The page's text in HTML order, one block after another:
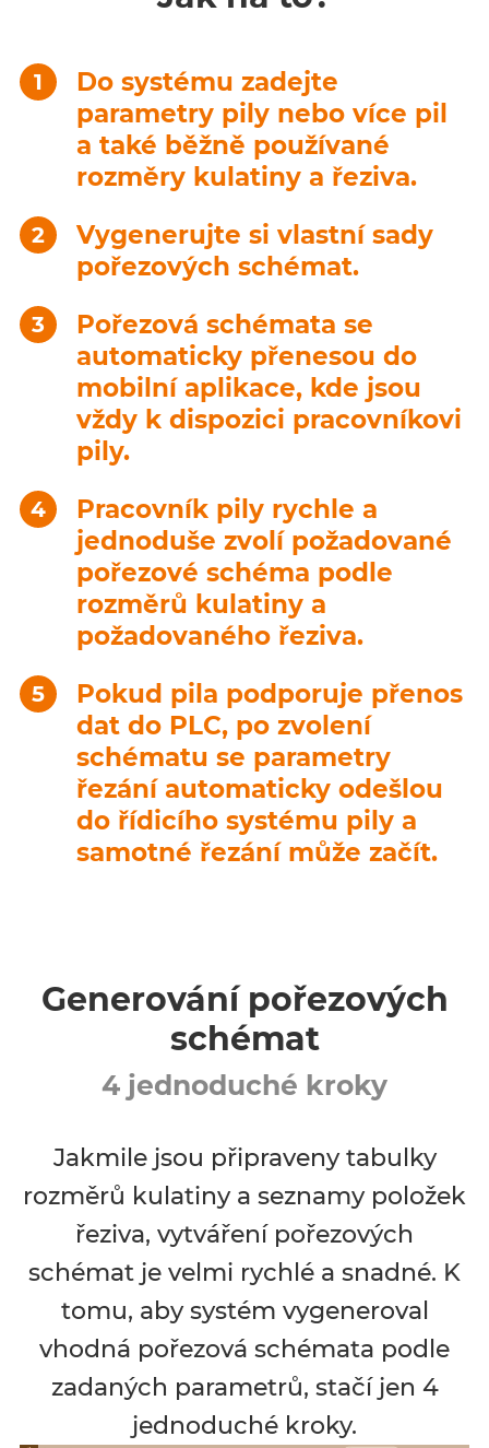
Do systému zadejte
parametry pily nebo více pil
a také běžně používané
rozměry kulatiny a řeziva.
Vygenerujte si vlastní sady
pořezových schémat.
Pořezová schémata se
automaticky přenesou do
mobilní aplikace, kde jsou
vždy k dispozici pracovníkovi
pily.
Pracovník pily rychle a
jednoduše zvolí požadované
pořezové schéma podle
rozměrů kulatiny a
požadovaného řeziva.
Pokud pila podporuje přenos
dat do PLC, po zvolení
schématu se parametry
řezání automaticky odešlou
do řídicího systému pily a
samotné řezání může začít.
Generování pořezových
schémat
4 jednoduché kroky
Jakmile jsou připraveny tabulky
rozměrů kulatiny a seznamy položek
řeziva, vytváření pořezových
schémat je velmi rychlé a snadné. K
tomu, aby systém vygeneroval
vhodná pořezová schémata podle
zadaných parametrů, stačí jen 4
jednoduché kroky.